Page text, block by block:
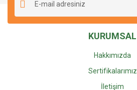
KURUMSAL
Hakkımızda
Sertifikalarımız
İletişim